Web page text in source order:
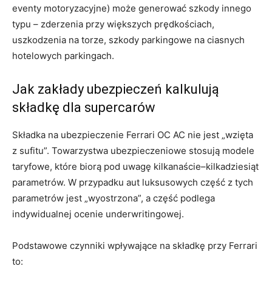
eventy motoryzacyjne) może generować szkody innego
typu – zderzenia przy większych prędkościach,
uszkodzenia na torze, szkody parkingowe na ciasnych
hotelowych parkingach.
Jak zakłady ubezpieczeń kalkulują
składkę dla supercarów
Składka na ubezpieczenie Ferrari OC AC nie jest „wzięta
z sufitu”. Towarzystwa ubezpieczeniowe stosują modele
taryfowe, które biorą pod uwagę kilkanaście–kilkadziesiąt
parametrów. W przypadku aut luksusowych część z tych
parametrów jest „wyostrzona”, a część podlega
indywidualnej ocenie underwritingowej.
Podstawowe czynniki wpływające na składkę przy Ferrari
to: